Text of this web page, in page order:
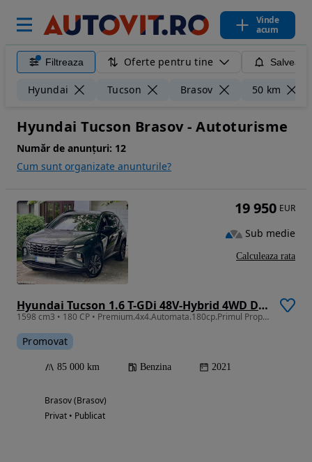
Vinde
acum
Filtreaza Oferte pentru tine
Hyundai Tucson Brasov 50 km
Hyundai Tucson Brasov - Autoturisme
Număr de anunțuri: 12
Cum sunt organizate anunturile?
Hyundai Tucson 1.6 T-GDi 48V-Hybrid 4WD DCT Prime
1598 cm3 • 180 CP • Premium.4x4.Automata.180cp.Primul Proprietar.Cumparata Noua România.
Promovat
85 000 km Benzina 2021
Brasov (Brasov)
Privat • Publicat
19 950 EUR
Sub medie
Calculeaza rata